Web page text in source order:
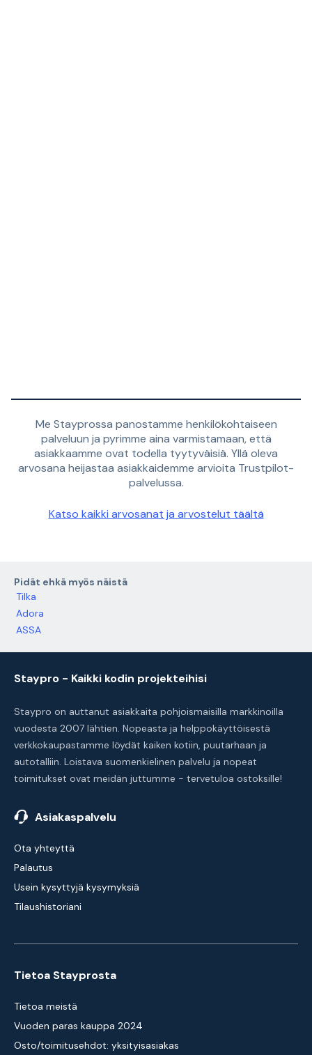
Me Stayprossa panostamme henkilökohtaiseen
palveluun ja pyrimme aina varmistamaan, että
asiakkaamme ovat todella tyytyväisiä. Yllä oleva
arvosana heijastaa asiakkaidemme arvioita Trustpilot-
palvelussa.
Katso kaikki arvosanat ja arvostelut täältä
Pidät ehkä myös näistä
Tilka
Adora
ASSA
Staypro - Kaikki kodin projekteihisi
Staypro on auttanut asiakkaita pohjoismaisilla markkinoilla
vuodesta 2007 lähtien. Nopeasta ja helppokäyttöisestä
verkkokaupastamme löydät kaiken kotiin, puutarhaan ja
autotalliin. Loistava suomenkielinen palvelu ja nopeat
toimitukset ovat meidän juttumme - tervetuloa ostoksille!
Asiakaspalvelu
Ota yhteyttä
Palautus
Usein kysyttyjä kysymyksiä
Tilaushistoriani
Tietoa Stayprosta
Tietoa meistä
Vuoden paras kauppa 2024
Osto/toimitusehdot: yksityisasiakas